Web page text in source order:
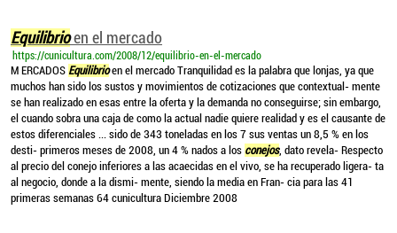
Equilibrioen el mercado
https://cunicultura.com/2008/12/equilibrio-en-el-mercado
M ERCADOS Equilibrioen el mercado Tranquilidad es la palabra que lonjas, ya que
muchos han sido los sustos y movimientos de cotizaciones que contextual- mente
se han realizado en esas entre la oferta y la demanda no conseguirse; sin embargo,
el cuando sobra una caja de como la actual nadie quiere realidad y es el causante de
estos diferenciales ... sido de 343 toneladas en los 7 sus ventas un 8,5 % en los
desti- primeros meses de 2008, un 4 % nados a los conejos, dato revela- Respecto
al precio del conejo inferiores a las acaecidas en el vivo, se ha recuperado ligera- ta
al negocio, donde a la dismi- mente, siendo la media en Fran- cia para las 41
primeras semanas 64 cunicultura Diciembre 2008